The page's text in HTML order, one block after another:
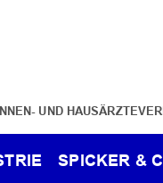
UND
SPICKER &